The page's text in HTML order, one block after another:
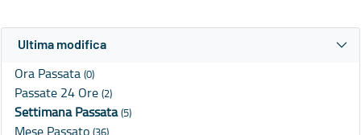
Ultima modifica
Ora Passata (0)
Passate 24 Ore (2)
Settimana Passata(5)
Mese Passato (36)